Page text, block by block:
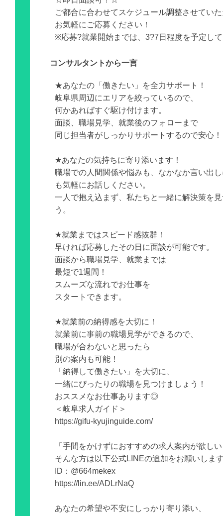
ご都合に合わせてスケジュール調整させてい
お気軽にご応募ください！
※応募?就業開始までは、3?7日程度を予定し
コンサルタントから一言
★あなたの「働きたい」を全力サポート！
岐阜県周辺にエリアを絞っているので、
何かあればすぐ駆け付けます。
面談、職場見学、就業後のフォローまで
同じ担当者がしっかりサポートするので安心！
★あなたの気持ちに寄り添います！
職場での人間関係や悩みも、なかなか言い出
も気軽にお話しください。
一人で抱え込まず、私たちと一緒に解決策を
う。
★就業まではスピード感抜群！
早ければ応募したその日に面談が可能です。
面談から職場見学、就業までは
最短で1週間！
スムーズな流れでお仕事を
スタートできます。
★就業前の納得感を大切に！
就業前に事前の職場見学ができるので、
職場が合わないと思ったら
別の案内も可能！
「納得して働きたい」を大切に、
一緒にぴったりの職場を見つけましょう！
おススメなお仕事あります◎
＜岐阜求人ガイド＞
https://gifu-kyujinguide.com/
「手間をかけずにおすすめの求人案内が欲し
そんな方は以下公式LINEの追加をお願いしま
ID：@664mekex
https://lin.ee/ADLrNaQ
あなたの希望や不安にしっかり寄り添い、